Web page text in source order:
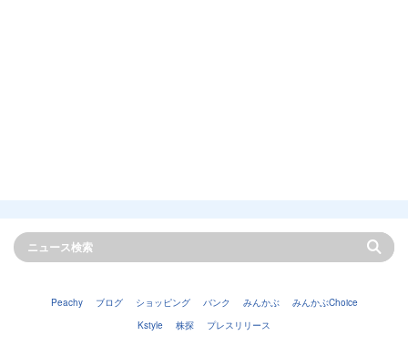
Peachy ブログ ショッピング バンク みんかぶ
みんかぶChoice
Kstyle
株探 プレスリリース